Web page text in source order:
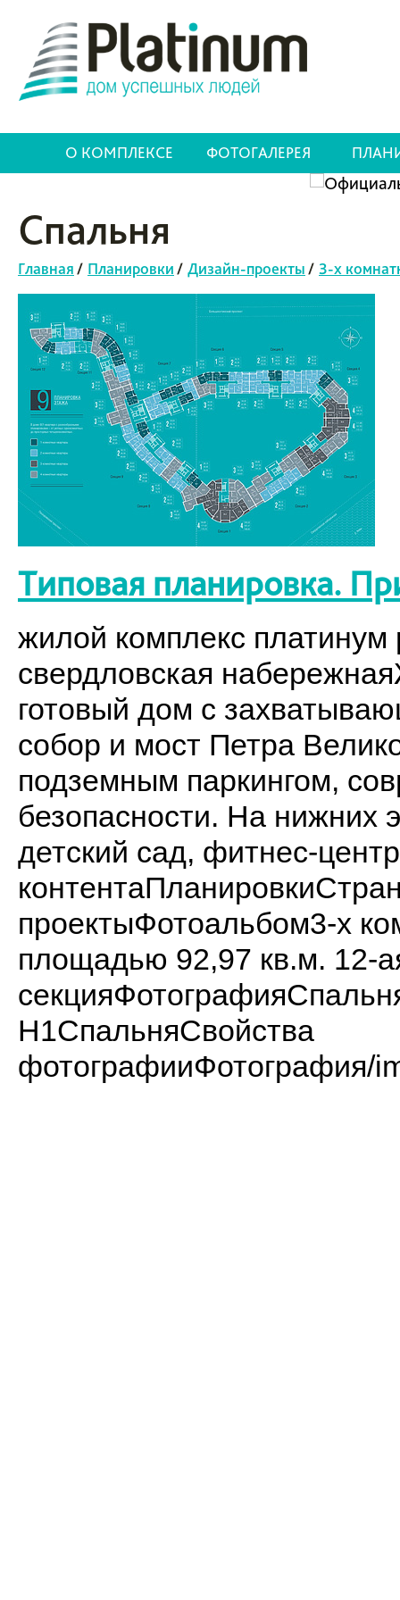
О КОМПЛЕКСЕ ФОТОГАЛЕРЕЯ
Спальня
Главная / Планировки / Дизайн-проекты / 3-х
Типовая планировка.
жилой комплекс платинум
свердловская
готовый дом с
собор и мост Петра
подземным паркингом,
безопасности. На нижних
детский сад, фитнес-
проектыФотоальбом3-х
площадью 92,97 кв.м. 12-
H1СпальняСвойства
фотографииФотография/